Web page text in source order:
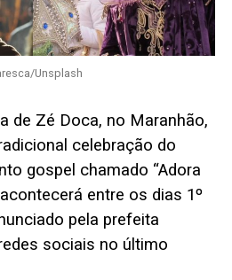
Unsplash
de Zé Doca, no Maranhão,
celebração do
gospel chamado “Adora
entre os dias 1º
pela prefeita
sociais no último